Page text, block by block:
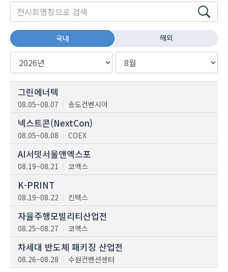
국내 해외
그린에너텍
08.05~08.07 송도컨벤시아
넥스트콘(NextCon)
08.05~08.08 COEX
AI서밋서울앤엑스포
08.19~08.21 코엑스
K-PRINT
08.19~08.22 킨텍스
자율주행모빌리티산업전
08.25~08.27 코엑스
차세대 반도체 패키징 산업전
08.26~08.28 수원컨벤션센터